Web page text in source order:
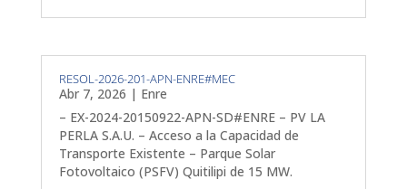
RESOL-2026-201-APN-ENRE#MEC
Abr 7, 2026 | Enre
– EX-2024-20150922-APN-SD#ENRE – PV LA
PERLA S.A.U. – Acceso a la Capacidad de
Transporte Existente – Parque Solar
Fotovoltaico (PSFV) Quitilipi de 15 MW.